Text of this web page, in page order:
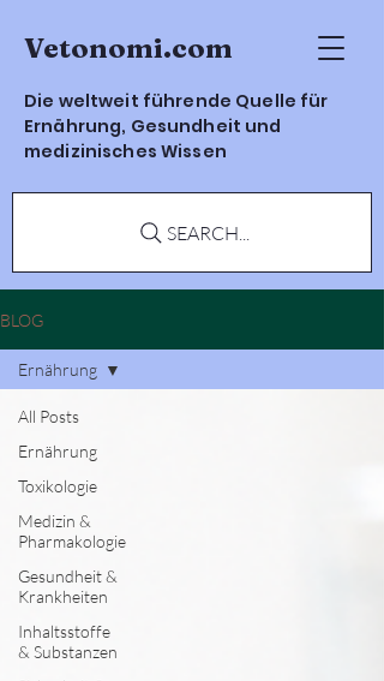
Vetonomi.com
Die weltweit führende Quelle für
Ernährung, Gesundheit und
medizinisches Wissen
SEARCH...
BLOG
All Posts
Ernährung
Toxikologie
Medizin &
Pharmakologie
Gesundheit &
Krankheiten
Inhaltsstoffe
& Substanzen
Ernährung